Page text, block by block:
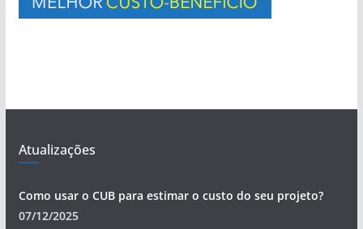
Atualizações
Como usar o CUB para estimar o custo do seu projeto?
07/12/2025